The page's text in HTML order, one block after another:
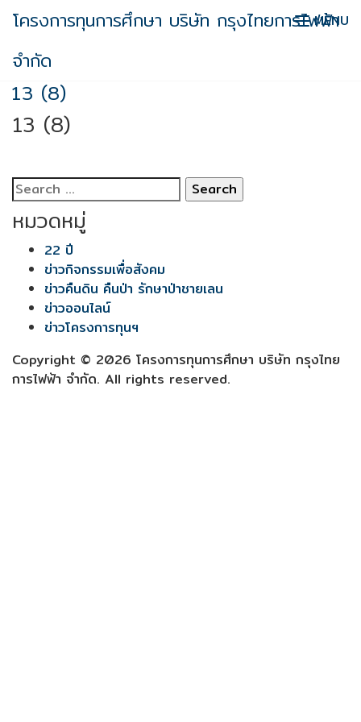
Skip
content
โครงการทุนการศึกษา บริษัท กรุงไทยการไฟฟ้า
จำกัด
MENU
13 (8)
13 (8)
Search
for:
หมวดหมู่
22 ปี
ข่าวกิจกรรมเพื่อสังคม
ข่าวคืนดิน คืนป่า รักษาป่าชายเลน
ข่าวออนไลน์
ข่าวโครงการทุนฯ
Copyright © 2026 โครงการทุนการศึกษา บริษัท กรุงไทย
การไฟฟ้า จำกัด. All rights reserved.